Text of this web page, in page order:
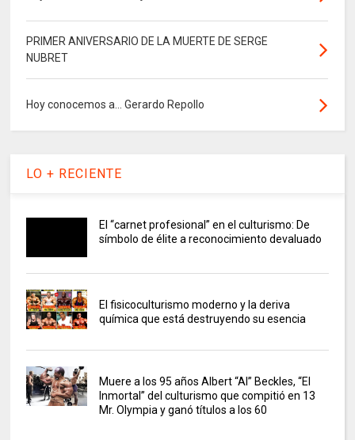
PRIMER ANIVERSARIO DE LA MUERTE DE SERGE
NUBRET
Hoy conocemos a... Gerardo Repollo
LO + RECIENTE
El “carnet profesional” en el culturismo: De
símbolo de élite a reconocimiento devaluado
El fisicoculturismo moderno y la deriva
química que está destruyendo su esencia
Muere a los 95 años Albert “Al” Beckles, “El
Inmortal” del culturismo que compitió en 13
Mr. Olympia y ganó títulos a los 60